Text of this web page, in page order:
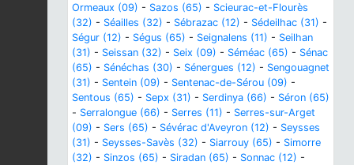
Ormeaux (09) - Sazos (65) - Scieurac-et-Flourès
(32) - Séailles (32) - Sébrazac (12) - Sédeilhac (31) -
Ségur (12) - Ségus (65) - Seignalens (11) - Seilhan
(31) - Seissan (32) - Seix (09) - Séméac (65) - Sénac
(65) - Sénéchas (30) - Sénergues (12) - Sengouagnet
(31) - Sentein (09) - Sentenac-de-Sérou (09) -
Sentous (65) - Sepx (31) - Serdinya (66) - Séron (65)
- Serralongue (66) - Serres (11) - Serres-sur-Arget
(09) - Sers (65) - Sévérac d'Aveyron (12) - Seysses
(31) - Seysses-Savès (32) - Siarrouy (65) - Simorre
(32) - Sinzos (65) - Siradan (65) - Sonnac (12) -